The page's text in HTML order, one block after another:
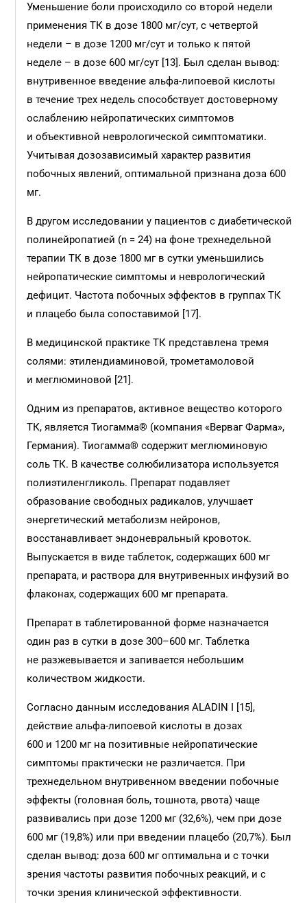
Уменьшение боли происходило со второй недели
применения ТК в дозе 1800 мг/сут, с четвертой
недели – в дозе 1200 мг/сут и только к пятой
неделе – в дозе 600 мг/сут [13]. Был сделан вывод:
внутривенное введение альфа-липоевой кислоты
в течение трех недель способствует достоверному
ослаблению нейропатических симптомов
и объективной неврологической симптоматики.
Учитывая дозозависимый характер развития
побочных явлений, оптимальной признана доза 600
мг.
В другом исследовании у пациентов с диабетической
полинейропатией (n = 24) на фоне трехнедельной
терапии ТК в дозе 1800 мг в сутки уменьшились
нейропатические симптомы и неврологический
дефицит. Частота побочных эффектов в группах ТК
и плацебо была сопоставимой [17].
В медицинской практике ТК представлена тремя
солями: этилендиаминовой, трометамоловой
и меглюминовой [21].
Одним из препаратов, активное вещество которого
ТК, является Тиогамма® (компания «Верваг Фарма»,
Германия). Тиогамма® содержит меглюминовую
соль ТК. В качестве солюбилизатора используется
полиэтиленгликоль. Препарат подавляет
образование свободных радикалов, улучшает
энергетический метаболизм нейронов,
восстанавливает эндоневральный кровоток.
Выпускается в виде таблеток, содержащих 600 мг
препарата, и раствора для внутривенных инфузий во
флаконах, содержащих 600 мг препарата.
Препарат в таблетированной форме назначается
один раз в сутки в дозе 300–600 мг. Таблетка
не разжевывается и запивается небольшим
количеством жидкости.
Согласно данным исследования ALADIN I [15],
действие альфа-липоевой кислоты в дозах
600 и 1200 мг на позитивные нейропатические
симптомы практически не различается. При
трехнедельном внутривенном введении побочные
эффекты (головная боль, тошнота, рвота) чаще
развивались при дозе 1200 мг (32,6%), чем при дозе
600 мг (19,8%) или при введении плацебо (20,7%). Был
сделан вывод: доза 600 мг оптимальна и с точки
зрения частоты развития побочных реакций, и с
точки зрения клинической эффективности.